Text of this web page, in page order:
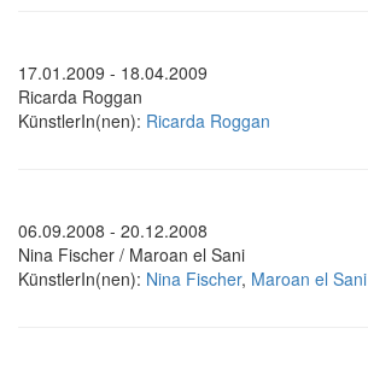
17.01.2009 - 18.04.2009
Ricarda Roggan
KünstlerIn(nen): Ricarda Roggan
06.09.2008 - 20.12.2008
Nina Fischer / Maroan el Sani
KünstlerIn(nen): Nina Fischer, Maroan el Sani